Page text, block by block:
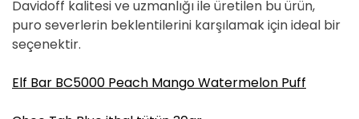
Davidoff kalitesi ve uzmanlığı ile üretilen bu ürün,
puro severlerin beklentilerini karşılamak için ideal bir
seçenektir.
Elf Bar BC5000 Peach Mango Watermelon Puff